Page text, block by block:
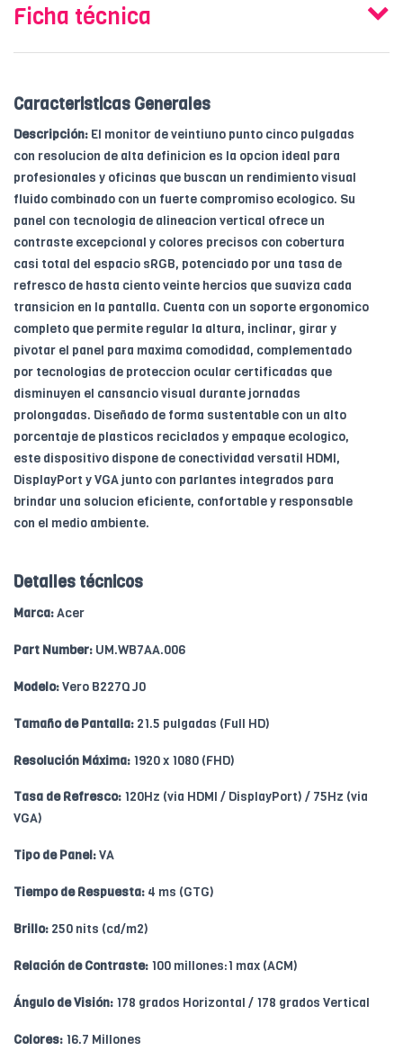
Ficha técnica
Caracteristicas Generales
Descripción: El monitor de veintiuno punto cinco pulgadas
con resolucion de alta definicion es la opcion ideal para
profesionales y oficinas que buscan un rendimiento visual
fluido combinado con un fuerte compromiso ecologico. Su
panel con tecnologia de alineacion vertical ofrece un
contraste excepcional y colores precisos con cobertura
casi total del espacio sRGB, potenciado por una tasa de
refresco de hasta ciento veinte hercios que suaviza cada
transicion en la pantalla. Cuenta con un soporte ergonomico
completo que permite regular la altura, inclinar, girar y
pivotar el panel para maxima comodidad, complementado
por tecnologias de proteccion ocular certificadas que
disminuyen el cansancio visual durante jornadas
prolongadas. Diseñado de forma sustentable con un alto
porcentaje de plasticos reciclados y empaque ecologico,
este dispositivo dispone de conectividad versatil HDMI,
DisplayPort y VGA junto con parlantes integrados para
brindar una solucion eficiente, confortable y responsable
con el medio ambiente.
Detalles técnicos
Marca:Acer
Part Number: UM.WB7AA.006
Modelo:Vero B227Q J0
Tamaño de Pantalla: 21.5 pulgadas (Full HD)
Resolución Máxima: 1920 x 1080 (FHD)
Tasa de Refresco: 120Hz (via HDMI / DisplayPort) / 75Hz (via
VGA)
Tipo de Panel:VA
Tiempo de Respuesta: 4 ms (GTG)
Brillo: 250 nits (cd/m2)
Relación de Contraste: 100 millones:1 max (ACM)
Ángulo de Visión: 178 grados Horizontal / 178 grados Vertical
Colores: 16.7 Millones